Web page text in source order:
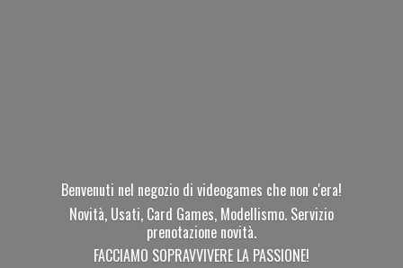
Benvenuti nel negozio di videogames che non c'era!
Novità, Usati, Card Games, Modellismo. Servizio
prenotazione novità.
FACCIAMO SOPRAVVIVERE LA PASSIONE!